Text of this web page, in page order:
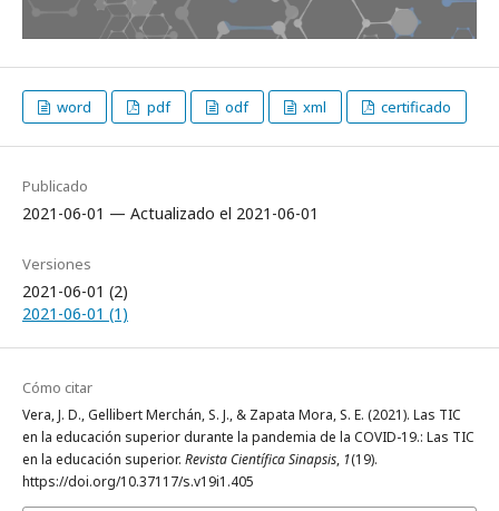
word pdf odf xml certificado
Publicado
2021-06-01 — Actualizado el 2021-06-01
Versiones
2021-06-01 (2)
2021-06-01 (1)
Cómo citar
Vera, J. D., Gellibert Merchán, S. J., & Zapata Mora, S. E. (2021). Las TIC
en la educación superior durante la pandemia de la COVID-19.: Las TIC
en la educación superior. Revista Científica Sinapsis, 1(19).
https://doi.org/10.37117/s.v19i1.405